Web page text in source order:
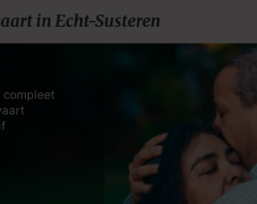
in Echt-Susteren
compleet